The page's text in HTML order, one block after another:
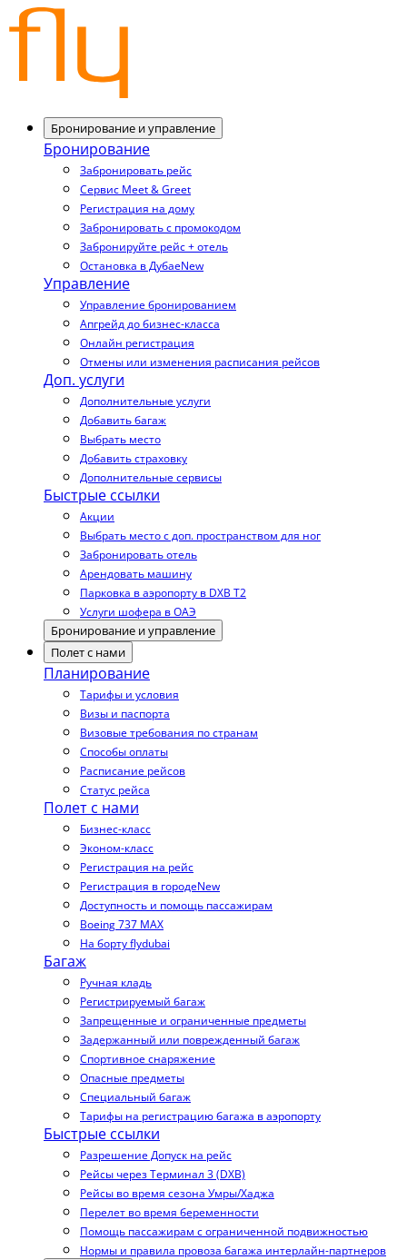
Бронирование и управление
Бронирование
Забронировать рейс
Сервис Meet & Greet
Регистрация на дому
Забронировать с промокодом
Забронируйте рейс + отель
Остановка в ДубаеNew
Управление
Управление бронированием
Апгрейд до бизнес-класса
Онлайн регистрация
Отмены или изменения расписания рейсов
Доп. услуги
Дополнительные услуги
Добавить багаж
Выбрать место
Добавить страховку
Дополнительные сервисы
Быстрые ссылки
Акции
Выбрать место с доп. пространством для ног
Забронировать отель
Арендовать машину
Парковка в аэропорту в DXB T2
Услуги шофера в ОАЭ
Бронирование и управление
Полет с нами
Планирование
Тарифы и условия
Визы и паспорта
Визовые требования по странам
Способы оплаты
Расписание рейсов
Статус рейса
Полет с нами
Бизнес-класс
Эконом-класс
Регистрация на рейс
Регистрация в городеNew
Доступность и помощь пассажирам
Boeing 737 MAX
На борту flydubai
Багаж
Ручная кладь
Регистрируемый багаж
Запрещенные и ограниченные предметы
Задержанный или поврежденный багаж
Спортивное снаряжение
Опасные предметы
Специальный багаж
Тарифы на регистрацию багажа в аэропорту
Быстрые ссылки
Разрешение Допуск на рейс
Рейсы через Терминал 3 (DXB)
Рейсы во время сезона Умры/Хаджа
Перелет во время беременности
Помощь пассажирам с ограниченной подвижностью
Нормы и правила провоза багажа интерлайн-партнеров